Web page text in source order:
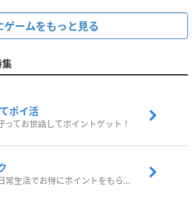
ゲームをもっと見る
ポイ活
ってお世話してポイントゲット！
歩いてポイ活！日常生活でお得にポイントをもらおう